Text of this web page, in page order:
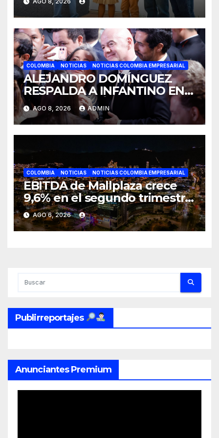
familias colombianas
COLOMBIA NOTICIAS NOTICIAS COLOMBIA EMPRESARIAL
ALEJANDRO DOMÍNGUEZ
RESPALDA A INFANTINO EN
CALI: «ES EL LÍDER DE LA
TRANSFORMACIÓN DEL
FÚTBOL»
AGO 8, 2026 ADMIN
COLOMBIA NOTICIAS NOTICIAS COLOMBIA EMPRESARIAL
EBITDA de Mallplaza crece
9,6% en el segundo trimestre
mientras avanza en su plan
de crecimiento en Colombia
AGO 6, 2026
Publirreportajes
Anunciantes Premium